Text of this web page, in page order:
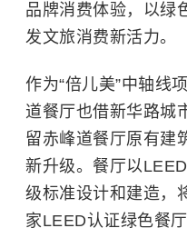
品牌消费体验，以绿
发文旅消费新活力。
作为“倍儿美”中轴线
道餐厅也借新华路城
留赤峰道餐厅原有建
新升级。餐厅以
级标准设计和建造，
家LEED认证绿色餐